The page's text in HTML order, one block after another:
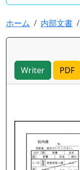
ホーム 内部文書
Writer PDF